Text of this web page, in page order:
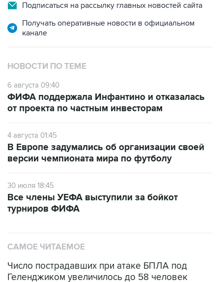
Подписаться на рассылку главных новостей сайта
Получать оперативные новости в официальном
канале
НОВОСТИ ПО ТЕМЕ
6 августа 09:40
ФИФА поддержала Инфантино и отказалась
от проекта по частным инвесторам
4 августа 01:45
В Европе задумались об организации своей
версии чемпионата мира по футболу
30 июля 18:45
Все члены УЕФА выступили за бойкот
турниров ФИФА
САМОЕ ЧИТАЕМОЕ
Число пострадавших при атаке БПЛА под
Геленджиком увеличилось до 58 человек